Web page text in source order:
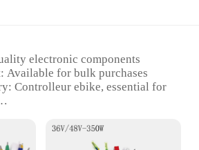
electronic components
Available for bulk purchases
Controlleur ebike, essential for
Enhances the performance and